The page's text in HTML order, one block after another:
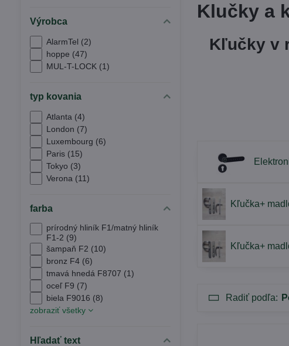
Klučky a
Kľučky v
Kľučka+
Kľučka+
Radiť podľa:
Výrobca
AlarmTel (2)
hoppe (47)
MUL-T-LOCK (1)
typ kovania
Atlanta (4)
London (7)
Luxembourg (6)
Paris (15)
Tokyo (3)
Verona (11)
farba
prírodný hliník F1/matný hliník
F1-2 (9)
šampaň F2 (10)
bronz F4 (6)
tmavá hnedá F8707 (1)
oceľ F9 (7)
biela F9016 (8)
zobraziť všetky
Hľadať text